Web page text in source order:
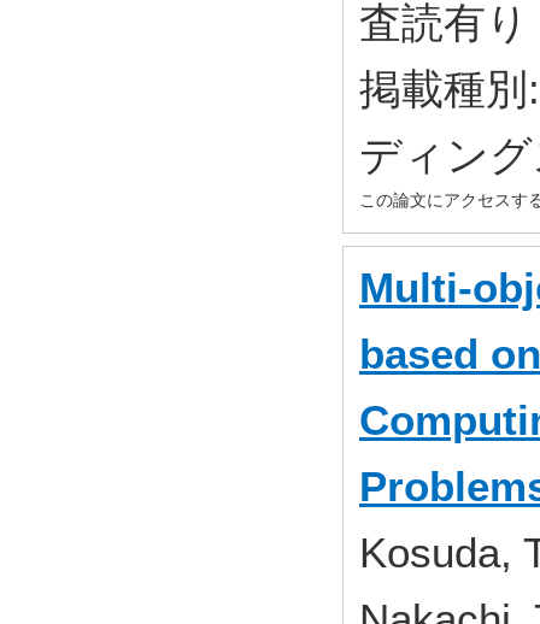
査読有り
掲載種
ディン
この論文にアクセスす
Multi-
based
Kosuda,